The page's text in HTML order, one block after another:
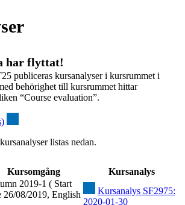
har flyttat!
publiceras kursanalyser i kursrummet i
behörighet till kursrummet hittar
“Course evaluation”.
listas nedan.
Kursomgång Kursanalys
2019-1 ( Start
26/08/2019, English
Kursanalys SF2975:
2020-01-30